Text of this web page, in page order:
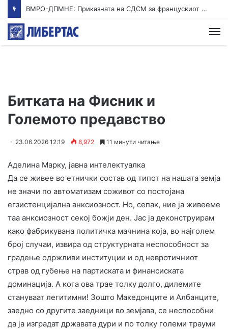
ВМРО-ДПМНЕ: Приказната на СДСМ за францускиот предлог ќе заврши како таа за мигранти за пари
Битката на Фисник и
Големото предавство
23.06.2026 12:19 8,972 11 минути читање
Аделина Марку, јавна интелектуалка
​Да се живее во етнички состав од типот на нашата земја
не значи по автоматизам соживот со постојана
егзистенцијална анксиозност. Но, сепак, ние ја живееме
таа анксиозност секој божји ден. Јас ја деконструирам
како фабрикувана политичка мачнина која, во најголем
број случаи, извира од структурната неспособност за
градење одржливи институции и од невротичниот
страв од губење на партиската и финансиската
доминација. А кога ова трае толку долго, дилемите
стануваат легитимни! Зошто Македонците и Албанците,
заедно со другите заедници во земјава, се неспособни
да ја изградат државата дури и по толку големи трауми